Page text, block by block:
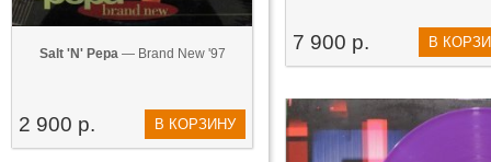
Salt 'N' Pepa— Brand New '97
2 900 р. В КОРЗИНУ
7 900 р. В